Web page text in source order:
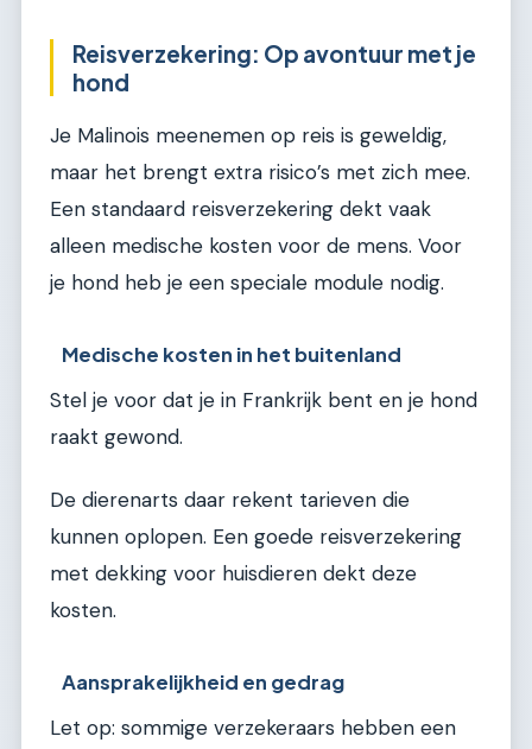
Reisverzekering: Op avontuur met je
hond
Je Malinois meenemen op reis is geweldig,
maar het brengt extra risico’s met zich mee.
Een standaard reisverzekering dekt vaak
alleen medische kosten voor de mens. Voor
je hond heb je een speciale module nodig.
Medische kosten in het buitenland
Stel je voor dat je in Frankrijk bent en je hond
raakt gewond.
De dierenarts daar rekent tarieven die
kunnen oplopen. Een goede reisverzekering
met dekking voor huisdieren dekt deze
kosten.
Aansprakelijkheid en gedrag
Let op: sommige verzekeraars hebben een